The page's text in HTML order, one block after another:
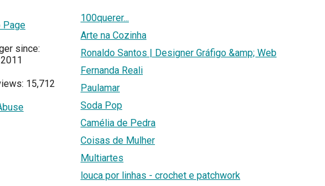
Page
since:
15,712
100querer...
Arte na Cozinha
Ronaldo Santos | Designer Gráfigo &amp; Web
Fernanda Reali
Paulamar
Soda Pop
Camélia de Pedra
Coisas de Mulher
Multiartes
louca por linhas - crochet e patchwork